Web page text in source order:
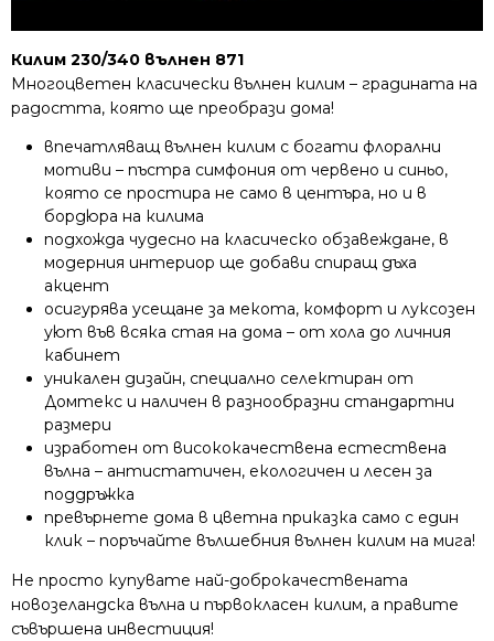
Килим 230/340 вълнен 871
Многоцветен класически вълнен килим – градината на
радостта, която ще преобрази дома!
впечатляващ вълнен килим с богати флорални
мотиви – пъстра симфония от червено и синьо,
която се простира не само в центъра, но и в
бордюра на килима
подхожда чудесно на класическо обзавеждане, в
модерния интериор ще добави спиращ дъха
акцент
осигурява усещане за мекота, комфорт и луксозен
уют във всяка стая на дома – от хола до личния
кабинет
уникален дизайн, специално селектиран от
Домтекс и наличен в разнообразни стандартни
размери
изработен от висококачествена естествена
вълна – антистатичен, екологичен и лесен за
поддръжка
превърнете дома в цветна приказка само с един
клик – поръчайте вълшебния вълнен килим на мига!
Не просто купувате най-доброкачествената
новозеландска вълна и първокласен килим, а правите
съвършена инвестиция!